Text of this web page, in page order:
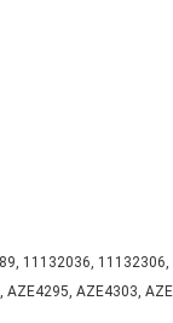
11132036,
AZE4303,